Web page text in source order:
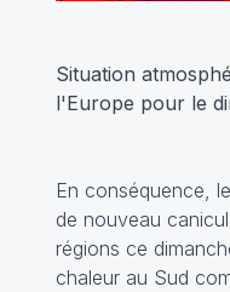
Situation
l'Europe pour le
En conséquence,
de nouveau
régions ce
chaleur au Sud